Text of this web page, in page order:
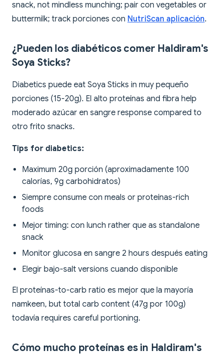
snack, not mindless munching; pair con vegetables or
buttermilk; track porciones con NutriScan aplicación.
¿Pueden los diabéticos comer Haldiram's
Soya Sticks?
Diabetics puede eat Soya Sticks in muy pequeño
porciones (15-20g). El alto proteínas and fibra help
moderado azúcar en sangre response compared to
otro frito snacks.
Tips for diabetics:
Maximum 20g porción (aproximadamente 100
calorías, 9g carbohidratos)
Siempre consume con meals or proteínas-rich
foods
Mejor timing: con lunch rather que as standalone
snack
Monitor glucosa en sangre 2 hours después eating
Elegir bajo-salt versions cuando disponible
El proteínas-to-carb ratio es mejor que la mayoría
namkeen, but total carb content (47g por 100g)
todavía requires careful portioning.
Cómo mucho proteínas es in Haldiram's